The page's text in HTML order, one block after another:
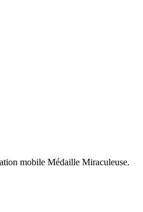
mobile Médaille Miraculeuse.